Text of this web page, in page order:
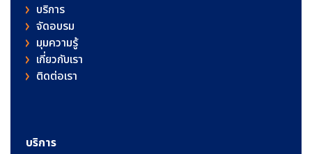
บริการ
จัดอบรม
มุมความรู้
เกี่ยวกับเรา
ติดต่อเรา
บริการ